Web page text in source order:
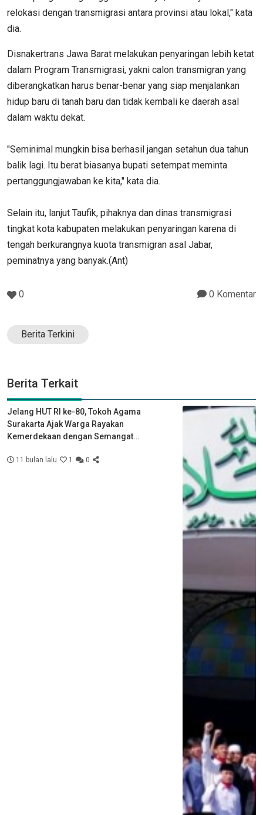
relokasi dengan transmigrasi antara provinsi atau lokal," kata
dia.
Disnakertrans Jawa Barat melakukan penyaringan lebih ketat
dalam Program Transmigrasi, yakni calon transmigran yang
diberangkatkan harus benar-benar yang siap menjalankan
hidup baru di tanah baru dan tidak kembali ke daerah asal
dalam waktu dekat.
"Seminimal mungkin bisa berhasil jangan setahun dua tahun
balik lagi. Itu berat biasanya bupati setempat meminta
pertanggungjawaban ke kita," kata dia.
Selain itu, lanjut Taufik, pihaknya dan dinas transmigrasi
tingkat kota kabupaten melakukan penyaringan karena di
tengah berkurangnya kuota transmigran asal Jabar,
peminatnya yang banyak.(Ant)
0 0 Komentar
Berita Terkini
Berita Terkait
Jelang HUT RI ke-80, Tokoh Agama
Surakarta Ajak Warga Rayakan
Kemerdekaan dengan Semangat
11 bulan lalu 1 0